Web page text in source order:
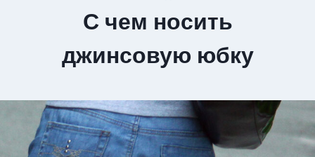
С чем носить
джинсовую юбку